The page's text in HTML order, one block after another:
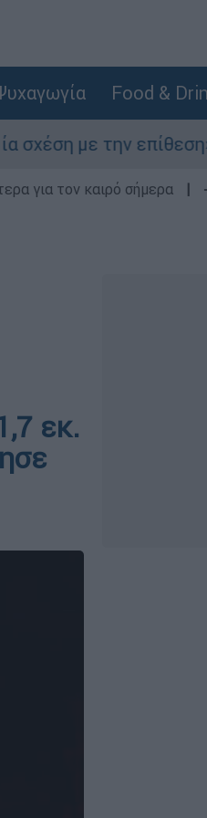
Food &
την επίθεση» λέει
για τον καιρό σήμερα
εκ.